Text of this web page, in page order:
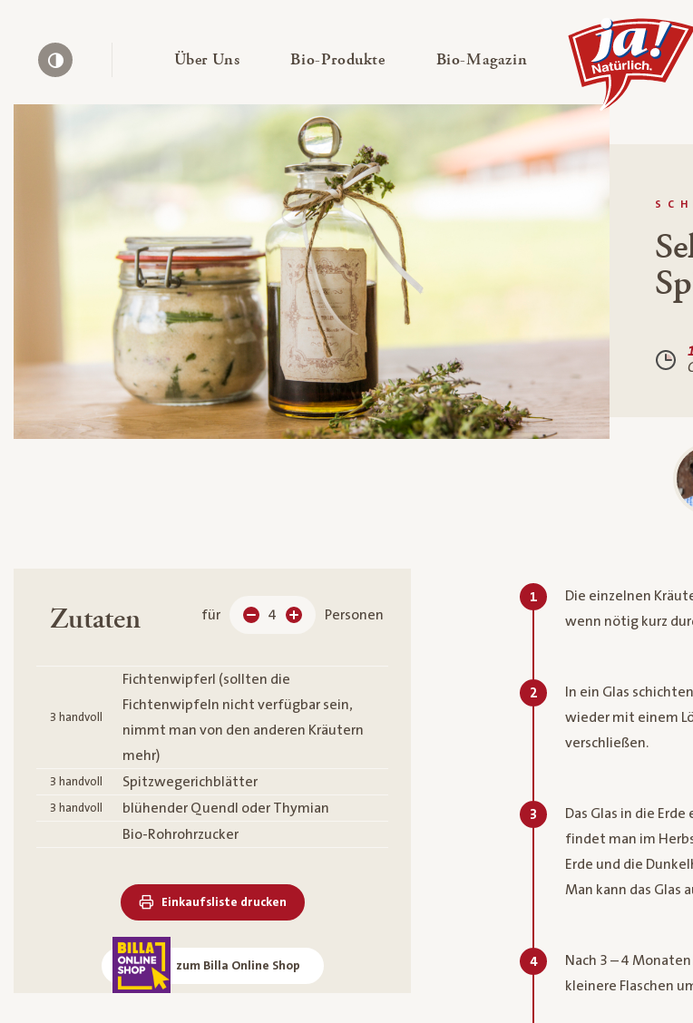
Über Uns— Untermenü ausklappen
Bio-Produkte— Untermenü ausklappen
Bio-Magazin — Untermenü
Zutaten für 4 Personen
3 handvoll
Fichtenwipferl (sollten die
Fichtenwipfeln nicht verfügbar sein,
nimmt man von den anderen Kräutern
mehr)
3 handvoll Spitzwegerichblätter
3 handvoll
blühender Quendl oder Thymian
Bio-Rohrohrzucker
Einkaufsliste drucken
zum Billa Online Shop
1
Die einzelnen
wenn nötig kurz
2
In ein Glas
wieder mit einem
verschließen.
3
Das Glas in die
findet man im
Erde und die
Man kann das Glas
4
Nach 3 – 4
kleinere Flaschen